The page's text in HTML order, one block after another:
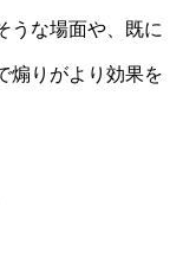
うな場面や、既に
煽りがより効果を